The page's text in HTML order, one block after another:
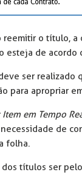
reemitir o título,
de acordo
ser
para apropriar
em Tempo
de
folha.
dos títulos ser